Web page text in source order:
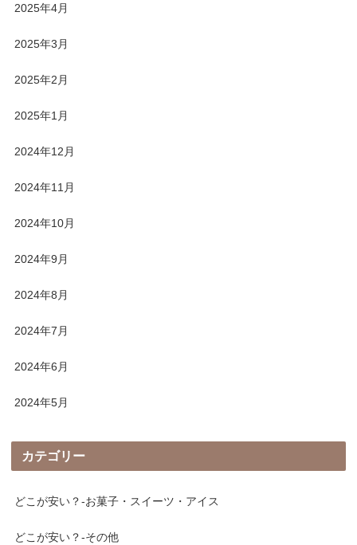
2025年4月
2025年3月
2025年2月
2025年1月
2024年12月
2024年11月
2024年10月
2024年9月
2024年8月
2024年7月
2024年6月
2024年5月
カテゴリー
どこが安い？-お菓子・スイーツ・アイス
どこが安い？-その他